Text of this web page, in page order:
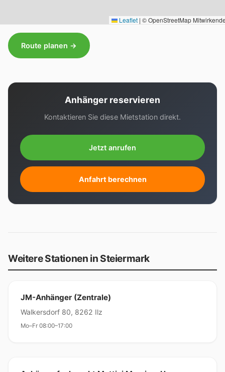
Leaflet | © OpenStreetMap
Route planen →
Anhänger reservieren
Kontaktieren Sie diese Mietstation direkt.
Jetzt anrufen
Anfahrt berechnen
Weitere Stationen in Steiermark
JM-Anhänger (Zentrale)
Walkersdorf 80, 8262 Ilz
Mo–Fr 08:00–17:00